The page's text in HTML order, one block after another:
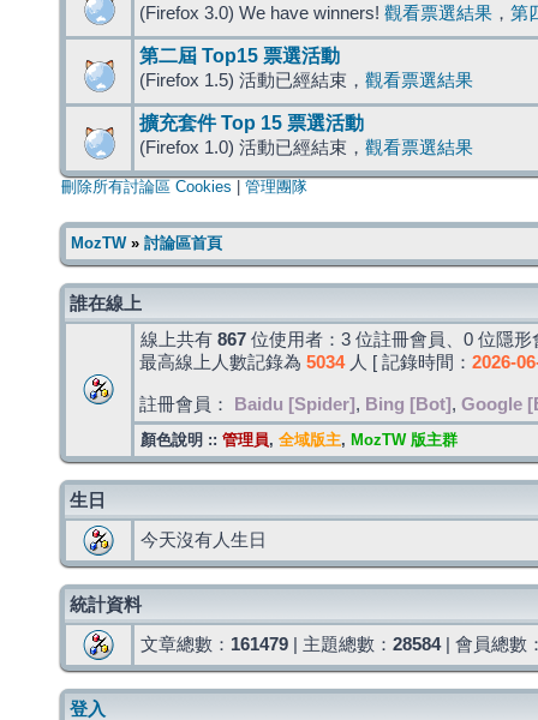
(Firefox 3.0) We have winners! 觀看票選結果 ， 第
第二屆 Top15 票選活動
(Firefox 1.5) 活動已經結束， 觀看票選結果
擴充套件 Top 15 票選活動
(Firefox 1.0) 活動已經結束， 觀看票選結果
刪除所有討論區 Cookies 管理團隊
MozTW» 討論區首頁
誰在線上
線上共有 867 位使用者：3 位註冊會員、0 位隱
最高線上人數記錄為 5034人 [ 記錄時間： 2026-
註冊會員： Baidu [Spider] , Bing [Bot] , Google
顏色說明 :: 管理員, 全域版主, MozTW 版主群
生日
今天沒有人生日
統計資料
文章總數： 161479 | 主題總數： 28584| 會員總數
登入